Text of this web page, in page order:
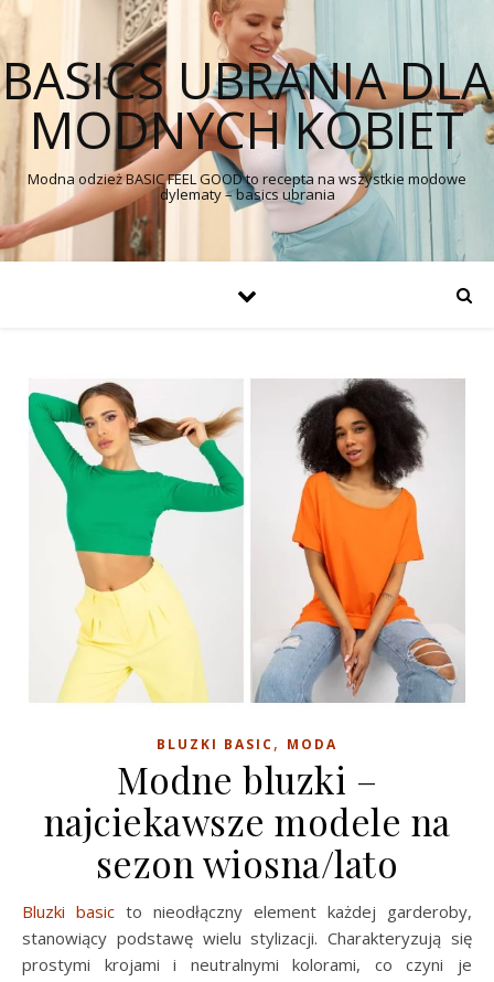
BASICS UBRANIA DLA
MODNYCH KOBIET
Modna odzież BASIC FEEL GOOD to recepta na wszystkie modowe
dylematy – basics ubrania
BLUZKI BASIC, MODA
Modne bluzki –
najciekawsze modele na
sezon wiosna/lato
Bluzki basic to nieodłączny element każdej garderoby,
stanowiący podstawę wielu stylizacji. Charakteryzują się
prostymi krojami i neutralnymi kolorami, co czyni je